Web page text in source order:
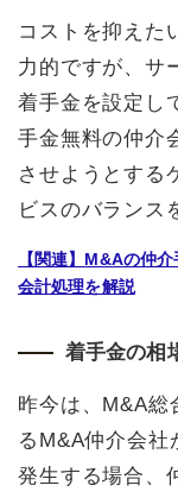
コストを抑えた
力的ですが、サ
着手金を設定し
手金無料の仲介
させようとする
ビスのバランス
【関連】M&Aの仲
会計処理を解説
着手金の相
昨今は、M&A総
るM&A仲介会
発生する場合、